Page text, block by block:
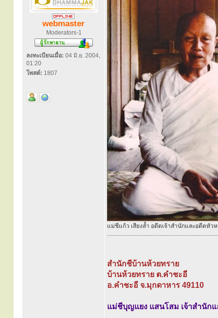
webmaster
Moderators-1
ลงทะเบียนเมื่อ: 04 มิ.ย. 2004,
01:20
โพสต์: 1807
แม่ชีแก้ว เสียงล้ำ อดีตเจ้าสำนักและอดีตหัว
............................................................................
สำนักชีบ้านห้วยทราย
บ้านห้วยทราย ต.คำชะอี
อ.คำชะอี จ.มุกดาหาร 49110
แม่ชีบุญแยง แสนโสม เจ้าสำนัก